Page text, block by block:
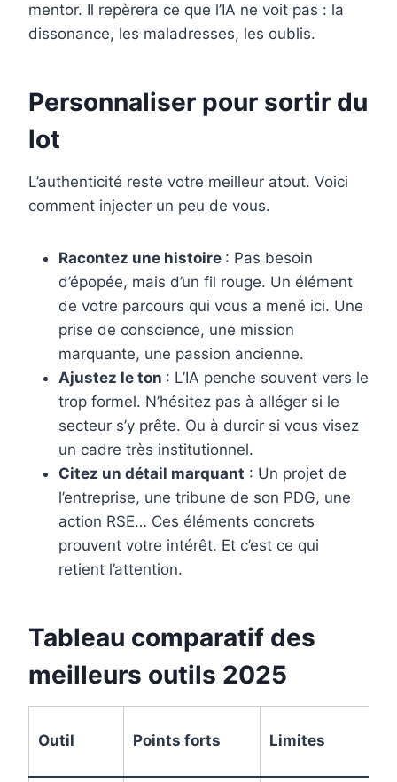
mentor. Il repèrera ce que l’IA ne voit pas : la
dissonance, les maladresses, les oublis.
Personnaliser pour sortir du
lot
L’authenticité reste votre meilleur atout. Voici
comment injecter un peu de vous.
Racontez une histoire : Pas besoin
d’épopée, mais d’un fil rouge. Un élément
de votre parcours qui vous a mené ici. Une
prise de conscience, une mission
marquante, une passion ancienne.
Ajustez le ton : L’IA penche souvent vers le
trop formel. N’hésitez pas à alléger si le
secteur s’y prête. Ou à durcir si vous visez
un cadre très institutionnel.
Citez un détail marquant : Un projet de
l’entreprise, une tribune de son PDG, une
action RSE… Ces éléments concrets
prouvent votre intérêt. Et c’est ce qui
retient l’attention.
Tableau comparatif des
meilleurs outils 2025
Outil Points forts Limites